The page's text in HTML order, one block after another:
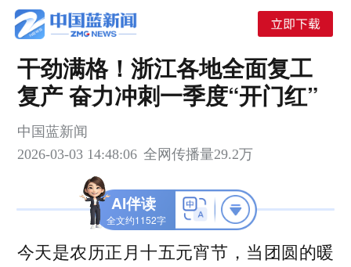
干劲满格！浙江各地全面复工
复产 奋力冲刺一季度“开门红”
中国蓝新闻
2026-03-03 14:48:06 全网传播量29.2万
AI伴读
全文约1152字
关键词 压缩机 光纤
产城之窗
今天是农历正月十五元宵节，当团圆的暖